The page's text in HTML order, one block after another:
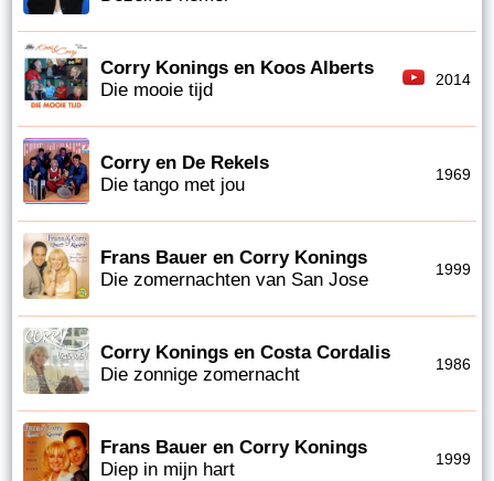
Corry Konings en Koos Alberts
Die mooie tijd
2014
Corry en De Rekels
Die tango met jou
1969
Frans Bauer en Corry Konings
Die zomernachten van San Jose
1999
Corry Konings en Costa Cordalis
Die zonnige zomernacht
1986
Frans Bauer en Corry Konings
Diep in mijn hart
1999